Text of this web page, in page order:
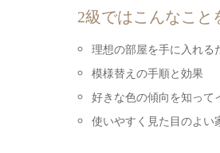
2級ではこんなこと
理想の部屋を手に入れる
模様替えの手順と効果
好きな色の傾向を知って
使いやすく見た目のよい